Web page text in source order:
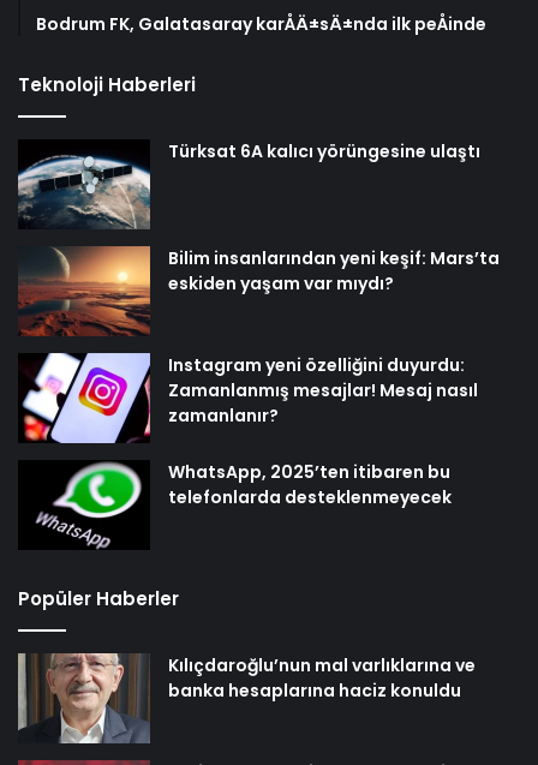
Bodrum FK, Galatasaray karÅÄ±sÄ±nda ilk peÅinde
Teknoloji Haberleri
Türksat 6A kalıcı yörüngesine ulaştı
Bilim insanlarından yeni keşif: Mars’ta
eskiden yaşam var mıydı?
Instagram yeni özelliğini duyurdu:
Zamanlanmış mesajlar! Mesaj nasıl
zamanlanır?
WhatsApp, 2025’ten itibaren bu
telefonlarda desteklenmeyecek
Popüler Haberler
Kılıçdaroğlu’nun mal varlıklarına ve
banka hesaplarına haciz konuldu